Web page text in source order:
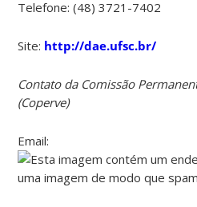
Telefone: (48) 3721-7402
Site: http://dae.ufsc.br/
Contato da Comissão
(Coperve)
Email: